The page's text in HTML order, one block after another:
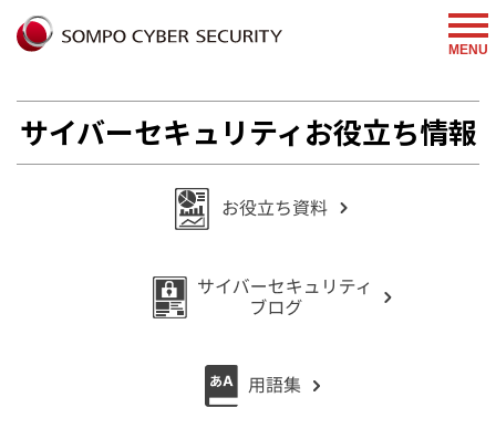
MENU
サイバーセキュリティお役立ち情報